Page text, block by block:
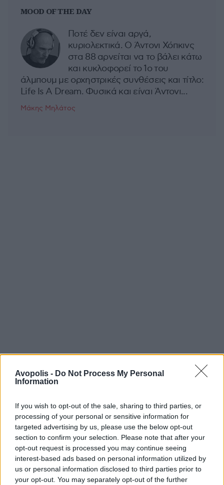
Avopolis - Do Not Process My Personal
Information
If you wish to opt-out of the sale, sharing to third parties, or
processing of your personal or sensitive information for
targeted advertising by us, please use the below opt-out
section to confirm your selection. Please note that after your
opt-out request is processed you may continue seeing
interest-based ads based on personal information utilized by
us or personal information disclosed to third parties prior to
your opt-out. You may separately opt-out of the further
MOOD OF THE DAY
Ποτέ δεν είναι αργά,
κυριολεκτικά. Ο Άντονι Χόπκινς
στα 88 αρνείται να το βάλει κάτω
και κυκλοφορεί το 1ο του
άλμπουμ με ορχηστρικές συνθέσεις και τίτλο:
Life Is A Dream. Φυσικά και είναι Άντονι...
Μάκης Μηλάτος